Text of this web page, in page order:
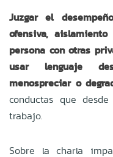
Juzgar el
ofensiva,
persona con otras
usar lenguaje
menospreciar o
conductas que
trabajo.
Sobre la charla